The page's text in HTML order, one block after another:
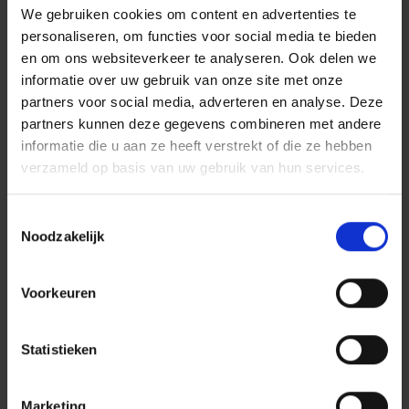
We gebruiken cookies om content en advertenties te
personaliseren, om functies voor social media te bieden
en om ons websiteverkeer te analyseren. Ook delen we
informatie over uw gebruik van onze site met onze
partners voor social media, adverteren en analyse. Deze
partners kunnen deze gegevens combineren met andere
informatie die u aan ze heeft verstrekt of die ze hebben
verzameld op basis van uw gebruik van hun services.
Noodzakelijk
Voorkeuren
Statistieken
Marketing
verkrijgen
Recht op gegevenswissing
Het recht zonder onredelijke vertraging
wissing van uw persoonsgegevens te
verkrijgen
Recht op beperking
verwerking
Het recht om beperking van de verwerking te
Recht op
gegevens